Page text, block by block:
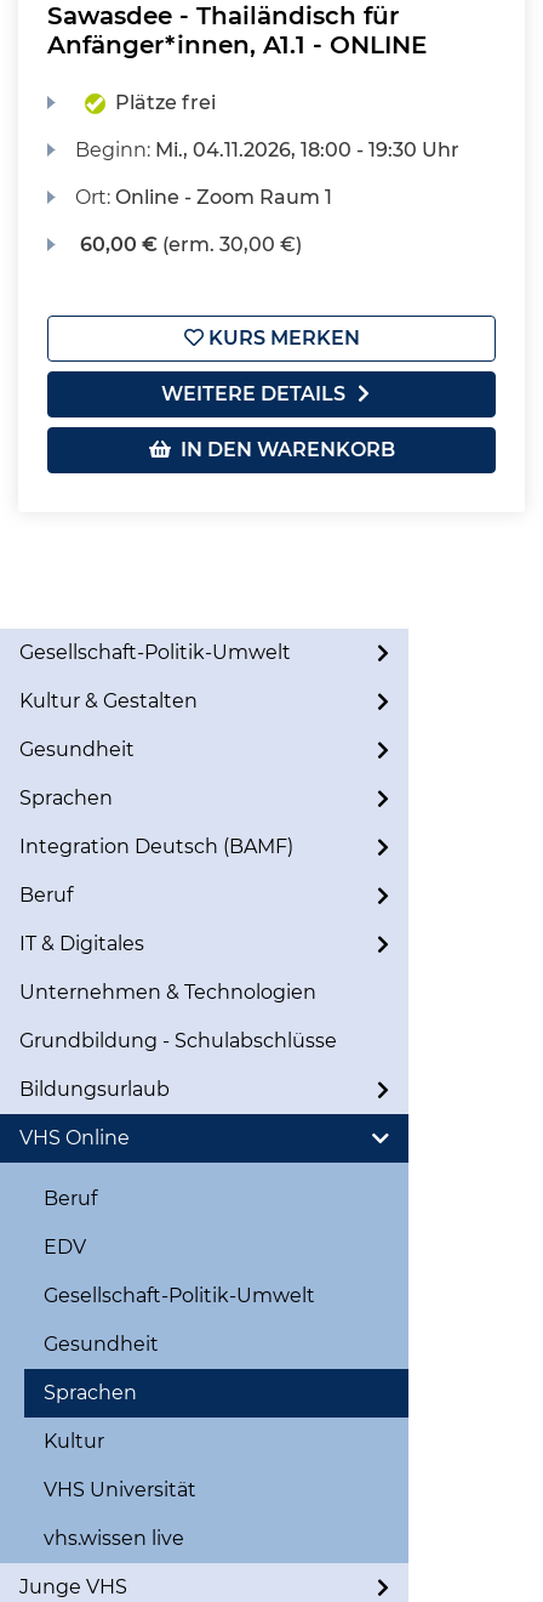
Sawasdee - Thailändisch für
Anfänger*innen, A1.1 - ONLINE
Plätze frei
Beginn: Mi., 04.11.2026, 18:00 - 19:30 Uhr
Ort:Online - Zoom Raum 1
60,00 € (erm. 30,00 €)
KURS MERKEN
WEITERE DETAILS
IN DEN WARENKORB
Gesellschaft-Politik-Umwelt
Kultur & Gestalten
Gesundheit
Sprachen
Integration Deutsch (BAMF)
Beruf
IT & Digitales
Unternehmen & Technologien
Grundbildung - Schulabschlüsse
Bildungsurlaub
VHS Online
Beruf
EDV
Gesellschaft-Politik-Umwelt
Gesundheit
Sprachen
Kultur
VHS Universität
vhs.wissen live
Junge VHS